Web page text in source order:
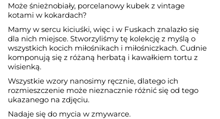
Może śnieżnobiały, porcelanowy kubek z vintage
kotami w kokardach?
Mamy w sercu kiciuśki, więc i w Fuskach znalazło się
dla nich miejsce. Stworzyliśmy tę kolekcję z myślą o
wszystkich kocich miłośnikach i miłośniczkach. Cudnie
komponują się z różaną herbatą i kawałkiem tortu z
wisienką.
Wszystkie wzory nanosimy ręcznie, dlatego ich
rozmieszczenie może nieznacznie różnić się od tego
ukazanego na zdjęciu.
Nadaje się do mycia w zmywarce.